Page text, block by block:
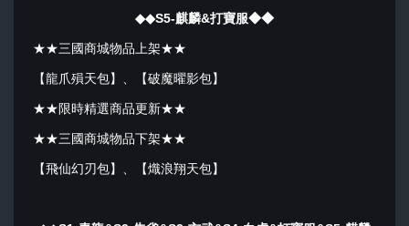
◆◆S5-麒麟&打寶服◆◆
★★三國商城物品上架★★
【龍爪殞天包】、【破魔曜影包】
★★限時精選商品更新★★
★★三國商城物品下架★★
【飛仙幻刃包】、【熾浪翔天包】